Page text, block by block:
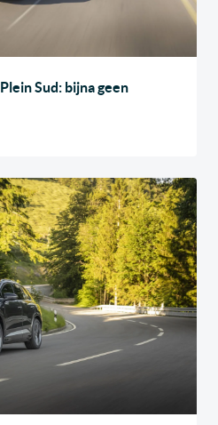
Sud: bijna geen